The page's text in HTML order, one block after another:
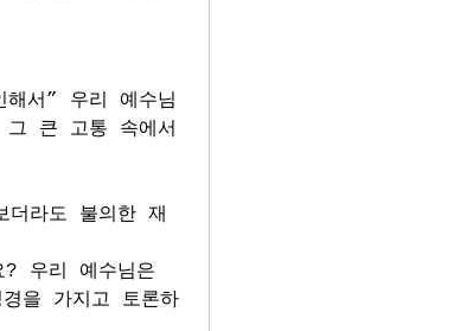
서” 우리 예수님
큰 고통 속에서
더라도 불의한 재
? 우리 예수님은
을 가지고 토론하